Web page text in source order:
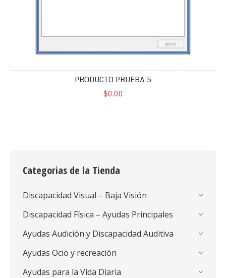
PRODUCTO PRUEBA 5
$0.00
Categorias de la Tienda
Discapacidad Visual – Baja Visión
Discapacidad Física – Ayudas Principales
Ayudas Audición y Discapacidad Auditiva
Ayudas Ocio y recreación
Ayudas para la Vida Diaria